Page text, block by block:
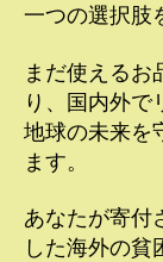
一つの選択肢
まだ使えるお
り、国内外で
地球の未来を
ます。
あなたが寄付
した海外の貧